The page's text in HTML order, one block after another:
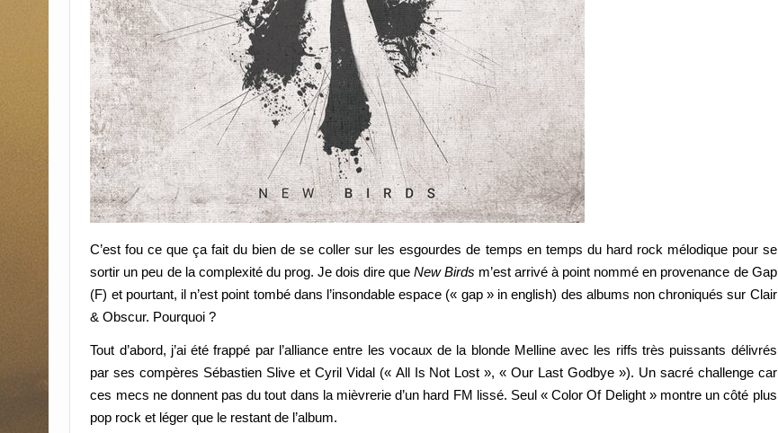
C’est fou ce que ça fait du bien de se coller sur les esgourdes de temps en temps du hard rock mélodique pour se
sortir un peu de la complexité du prog. Je dois dire queNew Birds m’est arrivé à point nommé en provenance de Gap
(F) et pourtant, il n’est point tombé dans l’insondable espace (« gap » in english) des albums non chroniqués sur Clair
& Obscur. Pourquoi ?
Tout d’abord, j’ai été frappé par l’alliance entre les vocaux de la blonde Melline avec les riffs très puissants délivrés
par ses compères Sébastien Slive et Cyril Vidal (« All Is Not Lost », « Our Last Godbye »). Un sacré challenge car
ces mecs ne donnent pas du tout dans la mièvrerie d’un hard FM lissé. Seul « Color Of Delight » montre un côté plus
pop rock et léger que le restant de l’album.